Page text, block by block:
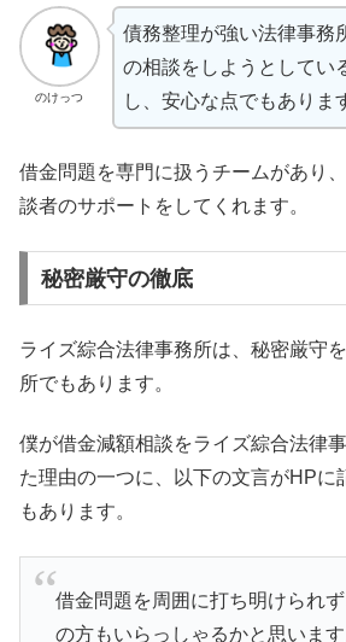
のけっつ
債務整理が強い法律事務
の相談をしようとしてい
し、安心な点でもありま
借金問題を専門に扱うチームがあり
談者のサポートをしてくれます。
秘密厳守の徹底
ライズ綜合法律事務所は、秘密厳守
所でもあります。
僕が借金減額相談をライズ綜合法律
た理由の一つに、以下の文言がHPに
もあります。
借金問題を周囲に打ち明けられ
の方もいらっしゃるかと思います